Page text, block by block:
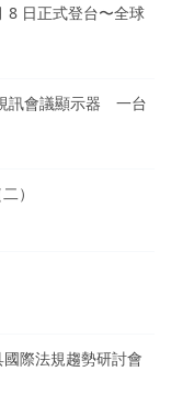
日正式登台〜全球
訊會議顯示器 一台
）
際法規趨勢研討會